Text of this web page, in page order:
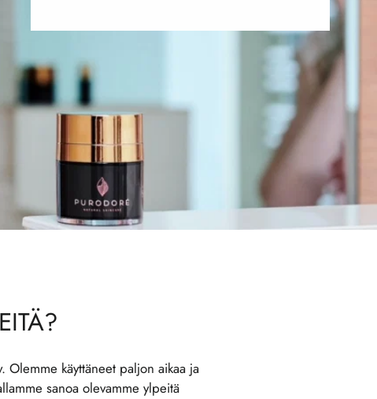
Olemme käyttäneet paljon aikaa ja
sanoa olevamme ylpeitä